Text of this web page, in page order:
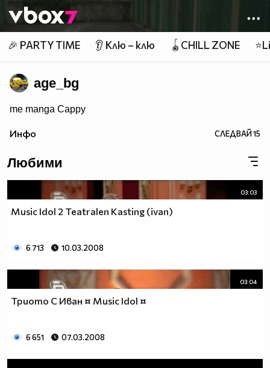
👾
🎉 PARTY TIME 👂 Клю – клю 🪀CHILL ZONE
age_bg
me manga Cappy
Инфо СЛЕДВАЙ15
Любими
03:03
Music Idol 2 Teatralen Kasting (ivan)
6 713 10.03.2008
03:04
Триото С Иван ¤ Music Idol ¤
6 651 07.03.2008